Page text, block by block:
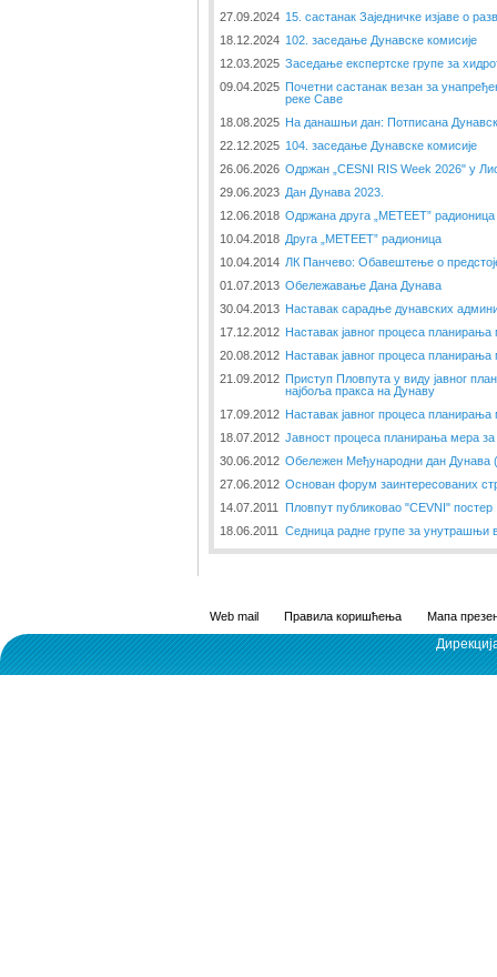
27.09.2024 15. састанак Заједничке изјаве о
18.12.2024 102. заседање Дунавске комисије
12.03.2025 Заседање експертске групе за
09.04.2025 Почетни састанак везан за
реке Саве
18.08.2025 На данашњи дан: Потписана
22.12.2025 104. заседање Дунавске комисије
26.06.2026 Одржан „CESNI RIS Week 2026" у
29.06.2023 Дан Дунава 2023.
12.06.2018 Одржана друга „METEET” радионица
10.04.2018 Друга „METEET” радионица
10.04.2014 ЛК Панчево: Обавештење о
01.07.2013 Обележавање Дана Дунава
30.04.2013 Наставак сарадње дунавских
17.12.2012 Наставак јавног процеса
20.08.2012 Наставак јавног процеса
21.09.2012 Приступ Пловпута у виду јавног
најбоља пракса на Дунаву
17.09.2012 Наставак јавног процеса
18.07.2012 Јавност процеса планирања мера
30.06.2012 Обележен Међународни дан Дунава
27.06.2012 Основан форум заинтересованих
14.07.2011
Пловпут публиковао "CEVNI" постер
18.06.2011
Седница радне групе за унутрашњи
Web mail Правила коришћења Мапа